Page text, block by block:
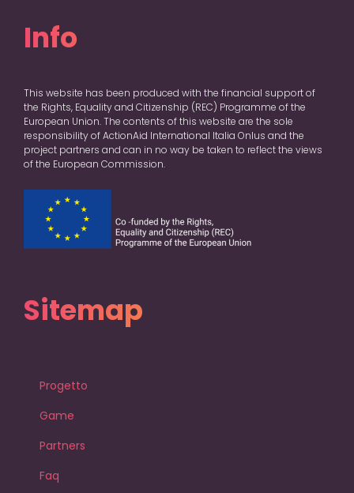
Info
This website has been produced with the financial support of
the Rights, Equality and Citizenship (REC) Programme of the
European Union. The contents of this website are the sole
responsibility of ActionAid International Italia Onlus and the
project partners and can in no way be taken to reflect the views
of the European Commission.
Sitemap
Progetto
Game
Partners
Faq